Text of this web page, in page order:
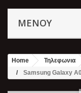
ΜΕΝΟΎ
Home Τηλεφωνια
Samsung Galaxy